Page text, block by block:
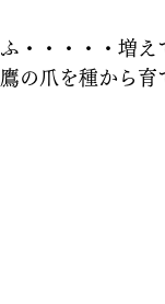
ふ・・・・・増え
鷹の爪を種から育